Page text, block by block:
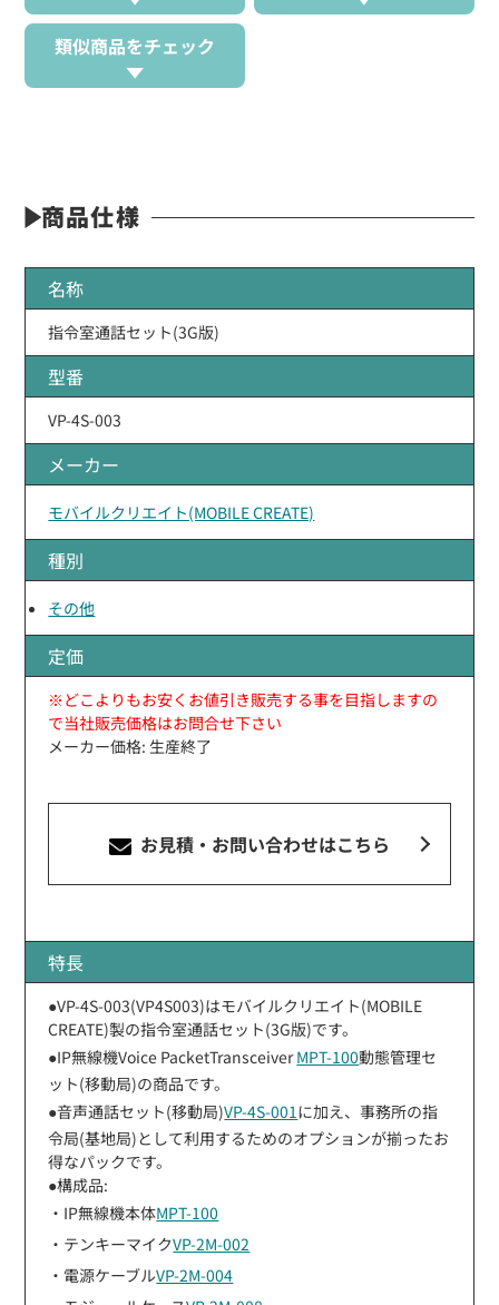
類似商品をチェック
商品仕様
名称
指令室通話セット(3G版)
型番
VP-4S-003
メーカー
モバイルクリエイト(MOBILE CREATE)
種別
その他
定価
※どこよりもお安くお値引き販売する事を目指しますの
で当社販売価格はお問合せ下さい
メーカー価格: 生産終了
お見積・お問い合わせはこちら
特長
●VP-4S-003(VP4S003)はモバイルクリエイト(MOBILE
CREATE)製の指令室通話セット(3G版)です。
●IP無線機Voice PacketTransceiverMPT-100動態管理セ
ット(移動局)の商品です。
●音声通話セット(移動局)VP-4S-001 に加え、事務所の指
令局(基地局)として利用するためのオプションが揃ったお
得なパックです。
●構成品:
・IP無線機本体MPT-100
・テンキーマイクVP-2M-002
・電源ケーブルVP-2M-004